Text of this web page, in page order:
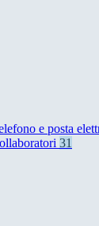
e posta
31